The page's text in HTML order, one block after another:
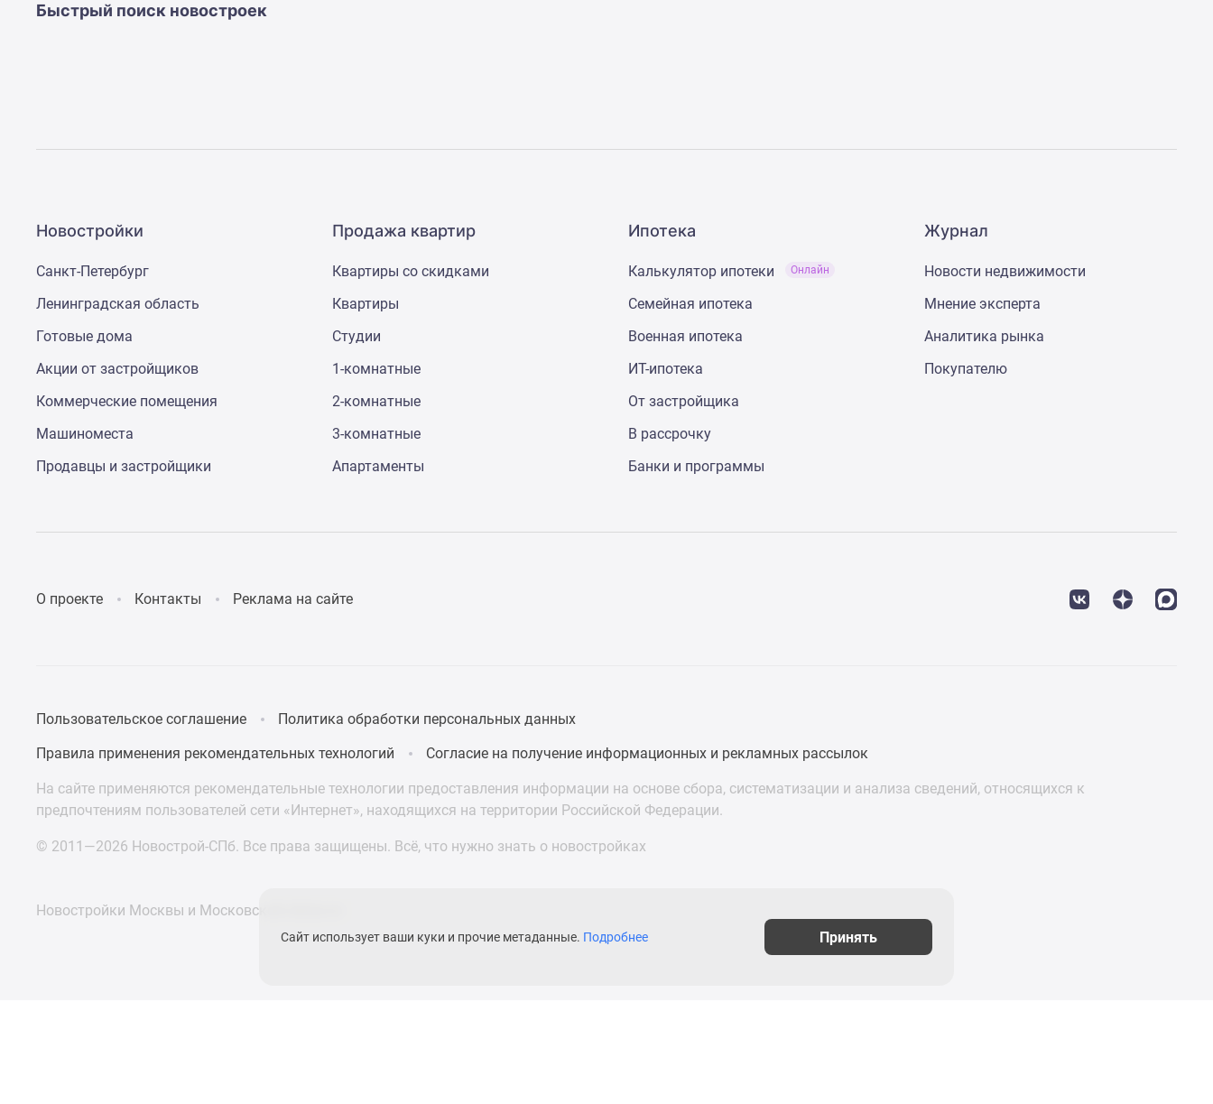
Быстрый поиск новостроек
Новостройки
Санкт-Петербург
Ленинградская область
Готовые дома
Акции от застройщиков
Коммерческие помещения
Машиноместа
Продавцы и застройщики
Продажа квартир
Квартиры со скидками
Квартиры
Студии
1-комнатные
2-комнатные
3-комнатные
Апартаменты
Ипотека
Калькулятор ипотеки Онлайн
Семейная ипотека
Военная ипотека
ИТ-ипотека
От застройщика
В рассрочку
Банки и программы
Журнал
Новости недвижимости
Мнение эксперта
Аналитика рынка
Покупателю
О проекте Контакты Реклама на сайте
Пользовательское соглашение
Политика обработки персональных данных
Правила применения рекомендательных технологий
Согласие на получение информационных и рекламных рассылок
На сайте применяются рекомендательные технологии предоставления информации на основе сбора, систематизации и анализа сведений, относящихся к
предпочтениям пользователей сети «Интернет», находящихся на территории Российской Федерации.
© 2011—2026 Новострой-СПб. Все права защищены. Всё, что нужно знать о новостройках
Новостройки Москвы и Московской области
Сайт использует ваши куки и прочие метаданные. Подробнее Принять